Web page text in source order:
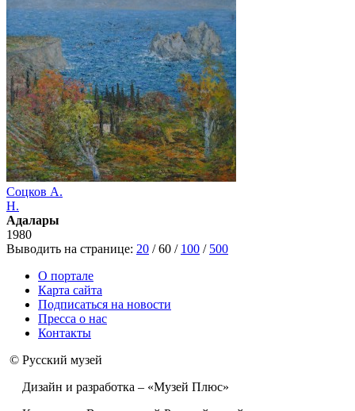
Соцков А.
Н.
Адалары
1980
Выводить на странице: 20 /60 / 100 / 500
О портале
Карта сайта
Подписаться на новости
Пресса о нас
Контакты
© Русский музей
Дизайн и разработка – «Музей Плюс»